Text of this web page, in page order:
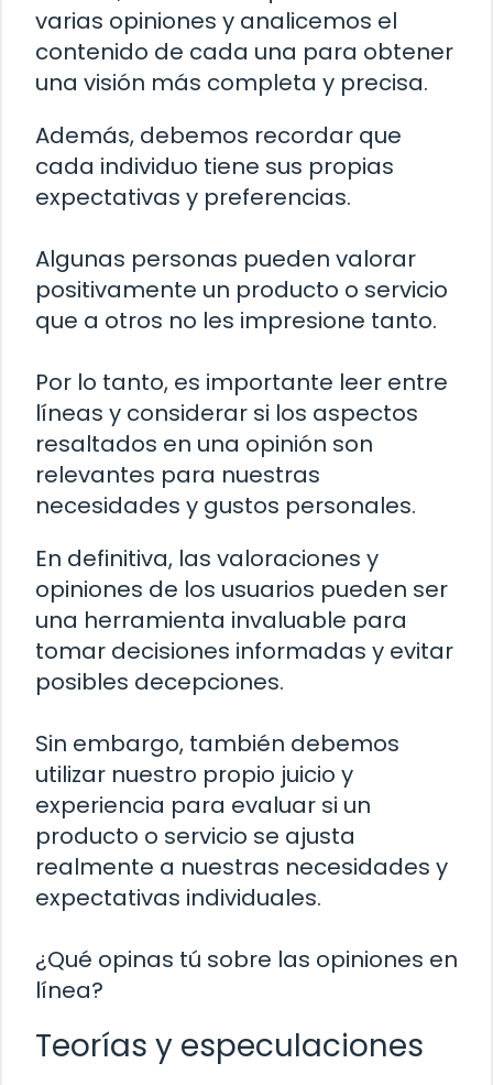
varias opiniones y analicemos el
contenido de cada una para obtener
una visión más completa y precisa.
Además, debemos recordar que
cada individuo tiene sus propias
expectativas y preferencias.
Algunas personas pueden valorar
positivamente un producto o servicio
que a otros no les impresione tanto.
Por lo tanto, es importante leer entre
líneas y considerar si los aspectos
resaltados en una opinión son
relevantes para nuestras
necesidades y gustos personales.
En definitiva, las valoraciones y
opiniones de los usuarios pueden ser
una herramienta invaluable para
tomar decisiones informadas y evitar
posibles decepciones.
Sin embargo, también debemos
utilizar nuestro propio juicio y
experiencia para evaluar si un
producto o servicio se ajusta
realmente a nuestras necesidades y
expectativas individuales.
¿Qué opinas tú sobre las opiniones en
línea?
Teorías y especulaciones